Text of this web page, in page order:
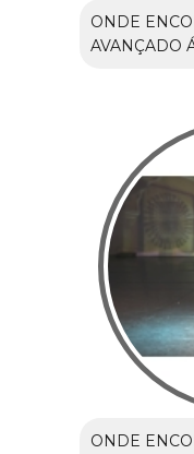
ONDE
AVANÇADO
ONDE